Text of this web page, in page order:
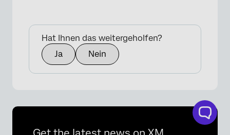
Hat Ihnen das weitergeholfen?
Ja
Nein